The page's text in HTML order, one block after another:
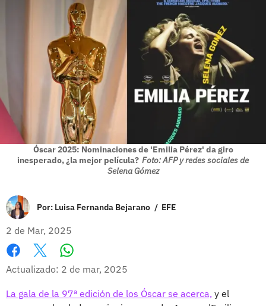
Óscar 2025: Nominaciones de 'Emilia Pérez' da giro
inesperado, ¿la mejor película? Foto: AFP y redes sociales de
Selena Gómez
Por: Luisa Fernanda Bejarano / EFE
2 de Mar, 2025
Facebook
X
Actualizado: 2 de mar, 2025
La gala de la 97ª edición de los Óscar se acerca, y el